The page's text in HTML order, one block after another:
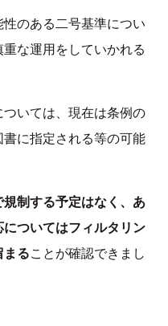
のある二号基準につい
な運用をしていかれる
いては、現在は条例の
に指定される等の可能
規制する予定はなく、あ
についてはフィルタリン
まることが確認できまし